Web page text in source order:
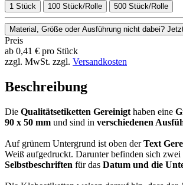
1 Stück 100 Stück/Rolle 500 Stück/Rolle
Preis
ab 0,41 € pro Stück
zzgl. MwSt. zzgl. Versandkosten
Beschreibung
Die Qualitätsetiketten Gereinigt haben eine
90 x 50 mm und sind in verschiedenen
Auf grünem Untergrund ist oben derText
Weiß aufgedruckt. Darunter befinden sich zwei
Selbstbeschriften für das Datum und die